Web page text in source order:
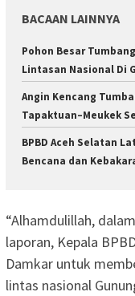
BACAAN LAINNYA
Pohon Besar
Lintasan Nasional Di
Angin Kencang
Tapaktuan–Meukek
BPBD Aceh Selatan
Bencana dan
“Alhamdulillah,
laporan, Kepala
Damkar untuk
lintas nasional